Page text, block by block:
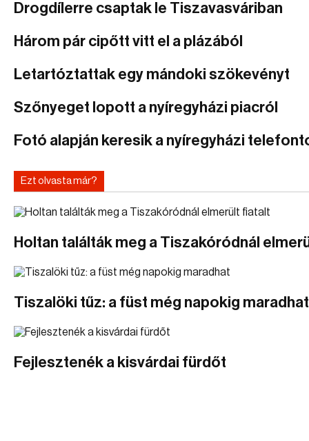
Drogdílerre csaptak le Tiszavasváriban
Három pár cipőtt vitt el a plázából
Letartóztattak egy mándoki szökevényt
Szőnyeget lopott a nyíregyházi piacról
Fotó alapján keresik a nyíregyházi
Ezt olvasta már?
Holtan találták meg a Tiszakóródnál
Tiszalöki tűz: a füst még napokig maradhat
Fejlesztenék a kisvárdai fürdőt